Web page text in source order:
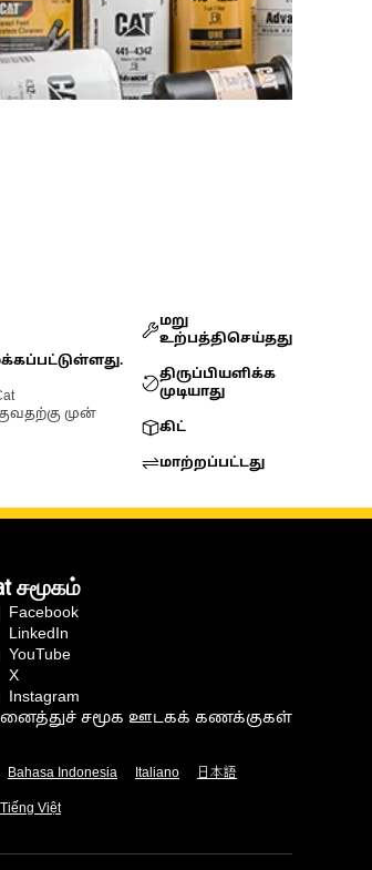
முன்
மறு
உற்பத்திசெய்தது
திருப்பியளிக்க
முடியாது
கிட்
மாற்றப்பட்டது
சமூகம்
Facebook
LinkedIn
YouTube
X
Instagram
சமூக ஊடகக் கணக்குகள்
Bahasa Indonesia Italiano 日本語
Tiếng Việt